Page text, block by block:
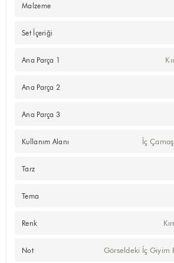
Malzeme
Set İçeriği
Ana Parça 1
Ana Parça 2
Ana Parça 3
Kullanım Alanı İç
Tarz
Tema
Renk
Not Görseldeki İç Giyim